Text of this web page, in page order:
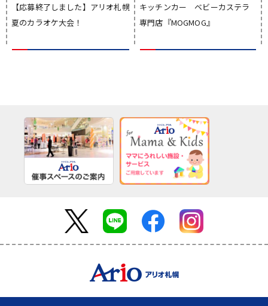
【応募終了しました】アリオ札幌
夏のカラオケ大会！
キッチンカー ベビーカステラ
専門店『MOGMOG』